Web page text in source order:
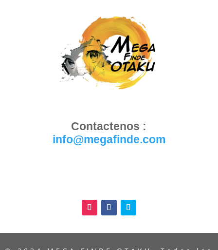
Contactenos :
info@megafinde.com